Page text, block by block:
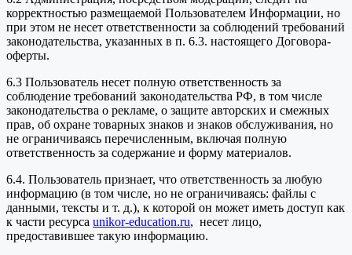
корректностью размещаемой Пользователем Информации, но
при этом не несет ответственности за соблюдений требований
законодательства, указанных в п. 6.3. настоящего Договора-
оферты.
6.3 Пользователь несет полную ответственность за
соблюдение требований законодательства РФ, в том числе
законодательства о рекламе, о защите авторских и смежных
прав, об охране товарных знаков и знаков обслуживания, но
не ограничиваясь перечисленным, включая полную
ответственность за содержание и форму материалов.
6.4. Пользователь признает, что ответственность за любую
информацию (в том числе, но не ограничиваясь: файлы с
данными, тексты и т. д.), к которой он может иметь доступ как
к части ресурса unikor-education.ru, несет лицо,
предоставившее такую информацию.